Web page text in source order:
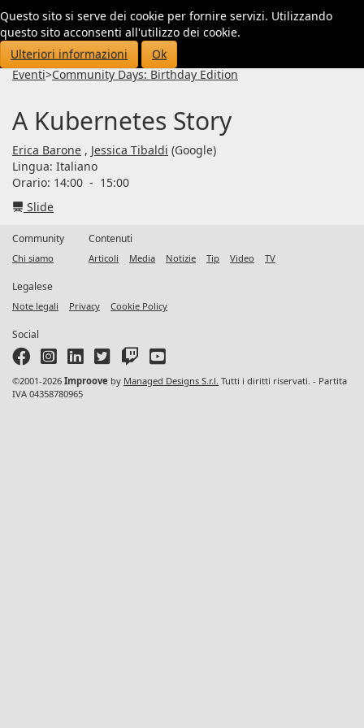
Questo sito si serve dei cookie per fornire servizi. Utilizzando
questo sito acconsenti all'utilizzo dei cookie.
Ulteriori informazioni
Ok
Eventi>Community Days: Birthday Edition
A Kubernetes Story
Erica Barone , Jessica Tibaldi (Google)
Lingua: Italiano
Orario: 14:00 - 15:00
Slide
Community
Chi siamo
Contenuti
Articoli Media Notizie Tip Video TV
Legalese
Note legali Privacy Cookie Policy
Social
©2001-2026 Improove by Managed Designs S.r.l. Tutti i diritti riservati. - Partita
IVA 04358780965